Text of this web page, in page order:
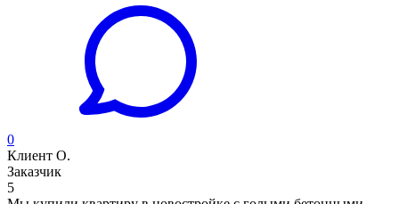
0
Клиент О.
Заказчик
5